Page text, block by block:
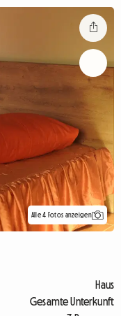
Alle 4 Fotos anzeigen
Haus
Gesamte Unterkunft